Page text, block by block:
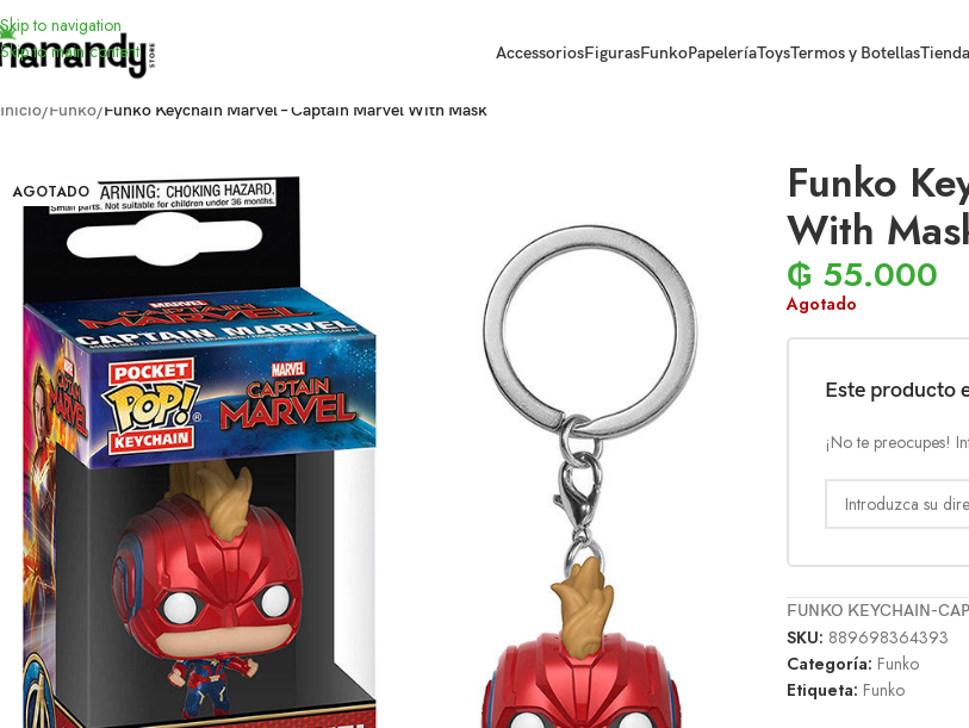
Skip to navigation
Skip to main content
AccessoriosFigurasFunkoPapeleríaToysTermos y BotellasTienda
Inicio/Funko/Funko Keychain Marvel – Captain Marvel With Mask
AGOTADO
Funko
With
₲ 55.000
Agotado
Este producto
¡No te preocupes!
FUNKO KEYCHAIN-
SKU: 889698364393
Categoría: Funko
Etiqueta: Funko